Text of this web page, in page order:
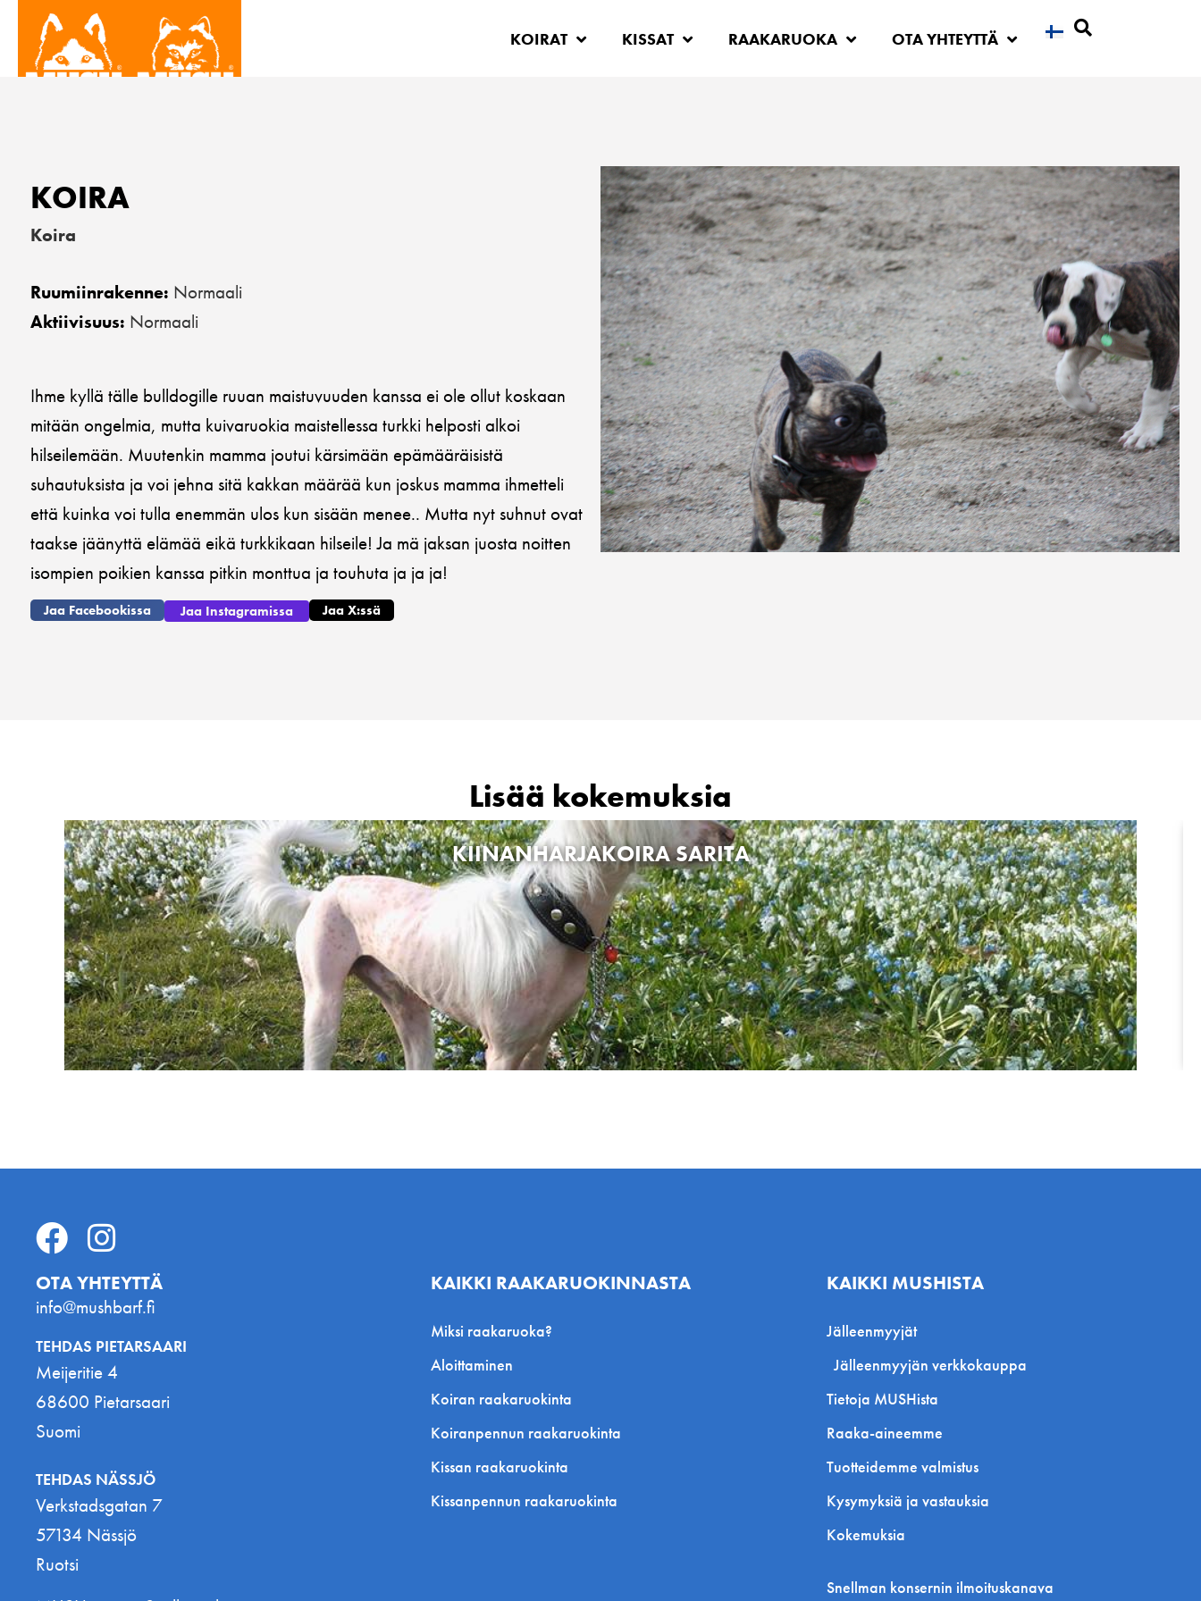
KOIRAT KISSAT RAAKARUOKA OTA YHTEYTTÄ
KOIRA
Koira
Ruumiinrakenne: Normaali
Aktiivisuus: Normaali
Ihme kyllä tälle bulldogille ruuan maistuvuuden kanssa ei ole ollut koskaan
mitään ongelmia, mutta kuivaruokia maistellessa turkki helposti alkoi
hilseilemään. Muutenkin mamma joutui kärsimään epämääräisistä
suhautuksista ja voi jehna sitä kakkan määrää kun joskus mamma ihmetteli
että kuinka voi tulla enemmän ulos kun sisään menee.. Mutta nyt suhnut ovat
taakse jäänyttä elämää eikä turkkikaan hilseile! Ja mä jaksan juosta noitten
isompien poikien kanssa pitkin monttua ja touhuta ja ja ja!
Jaa Facebookissa Jaa Instagramissa Jaa X:ssä
Lisää kokemuksia
KIINANHARJAKOIRA SARITA
OTA YHTEYTTÄ
info@mushbarf.fi
TEHDAS PIETARSAARI
Meijeritie 4
68600 Pietarsaari
Suomi
TEHDAS NÄSSJÖ
Verkstadsgatan 7
57134 Nässjö
Ruotsi
KAIKKI RAAKARUOKINNASTA
Miksi raakaruoka?
Aloittaminen
Koiran raakaruokinta
Koiranpennun raakaruokinta
Kissan raakaruokinta
Kissanpennun raakaruokinta
KAIKKI MUSHISTA
Jälleenmyyjät
Jälleenmyyjän verkkokauppa
Tietoja MUSHista
Raaka-aineemme
Tuotteidemme valmistus
Kysymyksiä ja vastauksia
Kokemuksia
Snellman konsernin ilmoituskanava